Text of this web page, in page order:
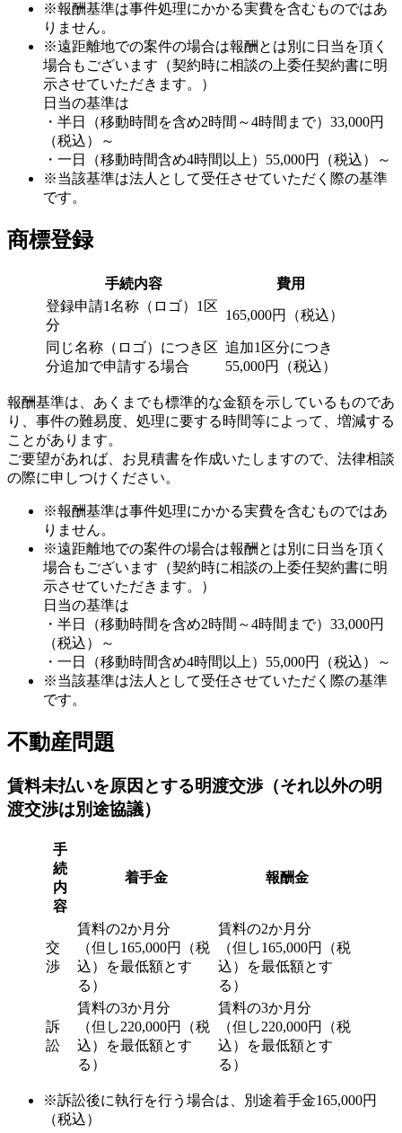
※報酬基準は事件処理にかかる実費を含むものではあ
りません。
※遠距離地での案件の場合は報酬とは別に日当を頂く
場合もございます（契約時に相談の上委任契約書に明
示させていただきます。）
日当の基準は
・半日（移動時間を含め2時間～4時間まで）33,000円
（税込）～
・一日（移動時間含め4時間以上）55,000円（税込）～
※当該基準は法人として受任させていただく際の基準
です。
商標登録
手続内容
費用
登録申請1名称（ロゴ）1区
分
165,000円（税込）
同じ名称（ロゴ）につき区
分追加で申請する場合
追加1区分につき
55,000円（税込）
報酬基準は、あくまでも標準的な金額を示しているものであ
り、事件の難易度、処理に要する時間等によって、増減する
ことがあります。
ご要望があれば、お見積書を作成いたしますので、法律相談
の際に申しつけください。
※報酬基準は事件処理にかかる実費を含むものではあ
りません。
※遠距離地での案件の場合は報酬とは別に日当を頂く
場合もございます（契約時に相談の上委任契約書に明
示させていただきます。）
日当の基準は
・半日（移動時間を含め2時間～4時間まで）33,000円
（税込）～
・一日（移動時間含め4時間以上）55,000円（税込）～
※当該基準は法人として受任させていただく際の基準
です。
不動産問題
賃料未払いを原因とする明渡交渉（それ以外の明
渡交渉は別途協議）
手
続
内
容
着手金 報酬金
交
渉
賃料の2か月分
（但し165⁩,000円（税
込）を最低額とす
る）
賃料の2か月分
（但し165⁩,000円（税
込）を最低額とす
る）
訴
訟
賃料の3か月分
（但し220⁩,000円（税
込）を最低額とす
る）
賃料の3か月分
（但し220⁩,000円（税
込）を最低額とす
る）
※訴訟後に執行を行う場合は、別途着手金165,000円
（税込）